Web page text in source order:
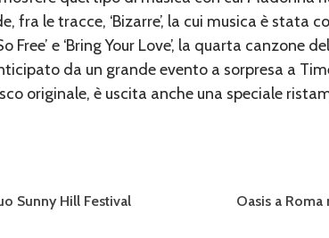
fra le tracce, ‘Bizarre’, la cui musica è stata
Free’ e ‘Bring Your Love’, la quarta canzone
da un grande evento a sorpresa a
originale, è uscita anche una speciale
Sunny Hill Festival
Oasis a